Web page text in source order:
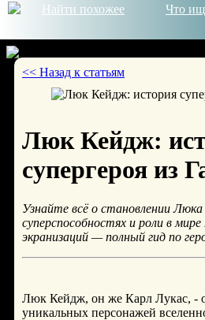
Найти похожее Что
© 2026
<< Назад к статьям
Люк Кейдж:
супергероя из
Узнайте всё о становлении
суперспособностях и роли в
экранизаций — полный гид по
Люк Кейдж, он же Карл Лукас, -
уникальных персонажей